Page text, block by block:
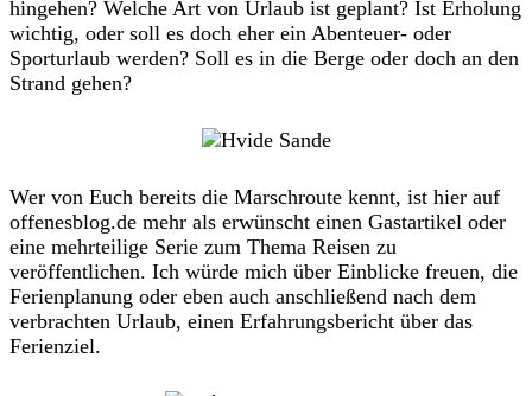
hingehen? Welche Art von Urlaub ist geplant? Ist Erholung
wichtig, oder soll es doch eher ein Abenteuer- oder
Sporturlaub werden? Soll es in die Berge oder doch an den
Strand gehen?
Wer von Euch bereits die Marschroute kennt, ist hier auf
offenesblog.de mehr als erwünscht einen Gastartikel oder
eine mehrteilige Serie zum Thema Reisen zu
veröffentlichen. Ich würde mich über Einblicke freuen, die
Ferienplanung oder eben auch anschließend nach dem
verbrachten Urlaub, einen Erfahrungsbericht über das
Ferienziel.